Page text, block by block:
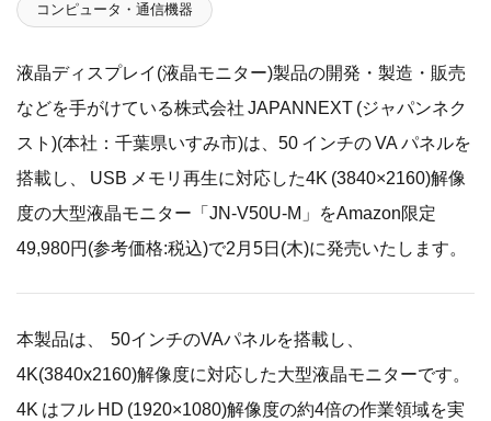
コンピュータ・通信機器
液晶ディスプレイ(液晶モニター)製品の開発・製造・販売
などを手がけている株式会社 JAPANNEXT (ジャパンネク
スト)(本社：千葉県いすみ市)は、50 インチの VA パネルを
搭載し、 USB メモリ再生に対応した4K (3840×2160)解像
度の大型液晶モニター「JN-V50U-M」をAmazon限定
49,980円(参考価格:税込)で2月5日(木)に発売いたします。
本製品は、 50インチのVAパネルを搭載し、
4K(3840x2160)解像度に対応した大型液晶モニターです。
4K はフル HD (1920×1080)解像度の約4倍の作業領域を実